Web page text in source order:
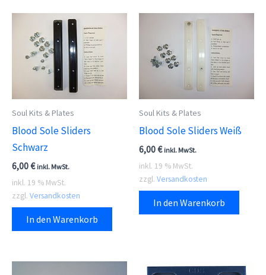
Soul Kits & Plates
Blood Sole Sliders
Schwarz
6,00€ inkl. MwSt.
inkl. 19 % MwSt.
zzgl. Versandkosten
In den Warenkorb
Soul Kits & Plates
Blood Sole Sliders Weiß
6,00€ inkl. MwSt.
inkl. 19 % MwSt.
zzgl. Versandkosten
In den Warenkorb